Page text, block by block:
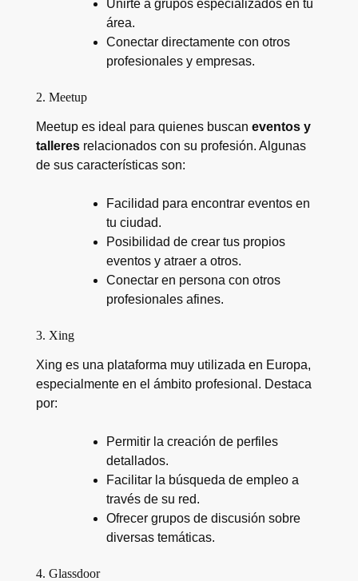
Unirte a grupos especializados en tu
área.
Conectar directamente con otros
profesionales y empresas.
2. Meetup
Meetup es ideal para quienes buscan eventos y
talleresrelacionados con su profesión. Algunas
de sus características son:
Facilidad para encontrar eventos en
tu ciudad.
Posibilidad de crear tus propios
eventos y atraer a otros.
Conectar en persona con otros
profesionales afines.
3. Xing
Xing es una plataforma muy utilizada en Europa,
especialmente en el ámbito profesional. Destaca
por:
Permitir la creación de perfiles
detallados.
Facilitar la búsqueda de empleo a
través de su red.
Ofrecer grupos de discusión sobre
diversas temáticas.
4. Glassdoor